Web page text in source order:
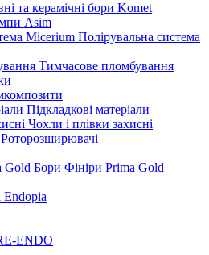
та керамічні бори Komet
Asim
Полірувальна система
Тимчасове пломбування
Підкладкові матеріали
Чохли і плівки захисні
Роторозширювачі
Бори Фініри Prima Gold
Endopia
ENDO